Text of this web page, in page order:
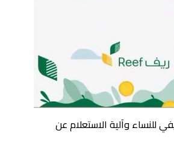
للنساء وآلية الاستعلام عن